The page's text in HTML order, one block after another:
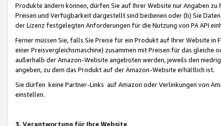
Produkte ändern können, dürfen Sie auf Ihrer Website nur Angaben
Preisen und Verfügbarkeit dargestellt sind bedienen oder (b) Sie
der Lizenz festgelegten Anforderungen für die Nutzung von PA API
Ferner müssen Sie, falls Sie Preise für ein Produkt auf Ihrer Website
einer Preisvergleichsmaschine) zusammen mit Preisen für das
außerhalb der Amazon-Website angeboten werden, jeweils den
angeben, zu dem das Produkt auf der Amazon-Website erhältlich ist.
Sie dürfen keine Partner-Links auf Amazon oder Verlinkungen von
einstellen.
3. Verantwortung für Ihre Website